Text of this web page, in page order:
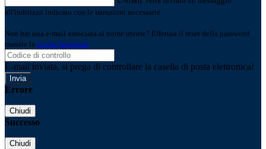
all'indirizzo indicato con le istruzioni necessarie.
Non hai una e-mail associata al nome utente? Effettua il reset della password
tramite la Login Spaggiari
E-mail inviata, si prega di controllare la casella di posta elettronica!
Errore
Chiudi
Successo
Chiudi